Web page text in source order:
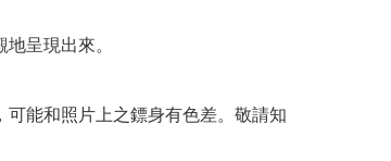
呈現出來。
能和照片上之鏢身有色差。敬請知